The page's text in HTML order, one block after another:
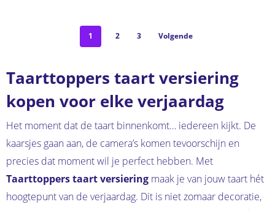
1 2 3 Volgende
Taarttoppers taart versiering
kopen voor elke verjaardag
Het moment dat de taart binnenkomt… iedereen kijkt. De
kaarsjes gaan aan, de camera’s komen tevoorschijn en
precies dat moment wil je perfect hebben. Met
Taarttoppers taart versiering maak je van jouw taart hét
hoogtepunt van de verjaardag. Dit is niet zomaar decoratie,